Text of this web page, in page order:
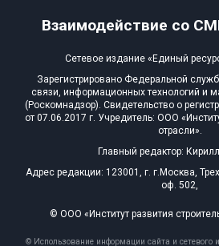
Взаимодействие со
Сетевое издание «Единый
Зарегистрировано Федеральной
связи, информационных технологий и
(Роскомнадзор). Свидетельство о
от 07.06.2017 г. Учредитель: ООО
отрасли».
Главный редактор:
Адрес редакции: 123001, г. г.Москва,
оф. 502,
© ООО «Институт развития
© Использование информации сайта и сетевого